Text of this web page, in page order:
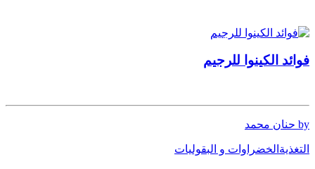
فوائد الكينوا للرجيم
by حنان محمد
التغذية الخضراوات و البقوليات